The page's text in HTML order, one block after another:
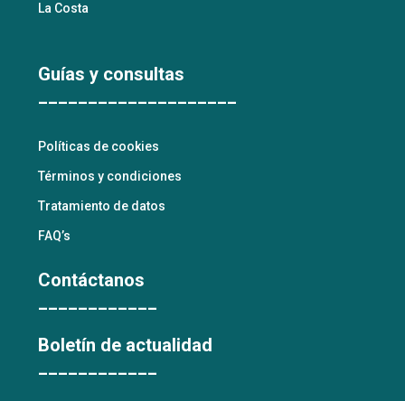
La Costa
Guías y consultas
____________________
Políticas de cookies
Términos y condiciones
Tratamiento de datos
FAQ’s
Contáctanos
____________
Boletín de actualidad
____________